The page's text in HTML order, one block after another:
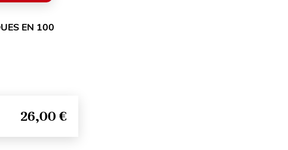
EN 100
26,00 €